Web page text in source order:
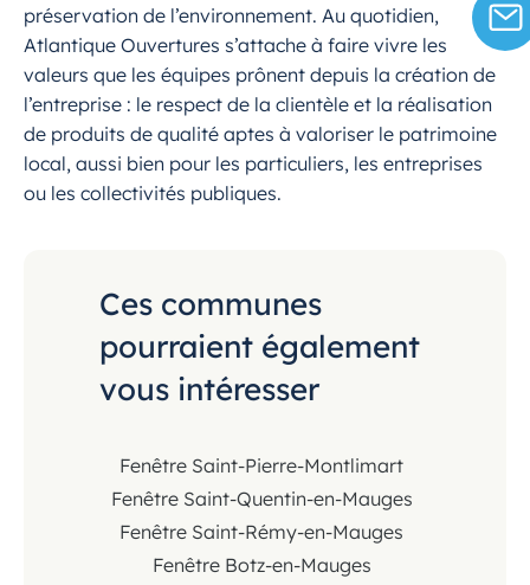
préservation de l’environnement. Au quotidien,
Atlantique Ouvertures s’attache à faire vivre les
valeurs que les équipes prônent depuis la création de
l’entreprise : le respect de la clientèle et la réalisation
de produits de qualité aptes à valoriser le patrimoine
local, aussi bien pour les particuliers, les entreprises
ou les collectivités publiques.
Ces communes
pourraient également
vous intéresser
Fenêtre Saint-Pierre-Montlimart
Fenêtre Saint-Quentin-en-Mauges
Fenêtre Saint-Rémy-en-Mauges
Fenêtre Botz-en-Mauges